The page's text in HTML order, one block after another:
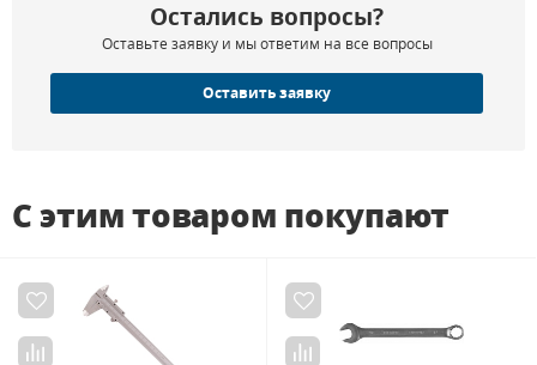
Остались вопросы?
Оставьте заявку и мы ответим на все вопросы
Оставить заявку
С этим товаром покупают